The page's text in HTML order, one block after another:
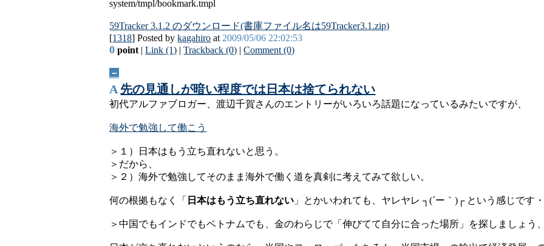
system/tmpl/bookmark.tmpl
59Tracker 3.1.2 のダウンロード(書庫ファイル名は59Tracker3.1.zip)
[1318] Posted bykagahiro at 2009/05/06 22:02:53
0 point |Link (1) |Trackback (0) |Comment (0)
－
A 先の見通しが暗い程度では日本は捨てられない
初代アルファブロガー、渡辺千賀さんのエントリーがいろいろ話題になっているみたいですが、
海外で勉強して働こう
＞１）日本はもう立ち直れないと思う。
＞だから、
＞２）海外で勉強してそのまま海外で働く道を真剣に考えてみて欲しい。
何の根拠もなく「 日本はもう立ち直れない 」とかいわれても、ヤレヤレ ┐(´ー｀)┌ という感じです・
＞中国でもインドでもベトナムでも、金のわらじで「伸びてて自分に合った場所」を探しましょう、